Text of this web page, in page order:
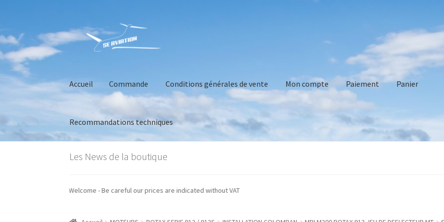
Aller
à
Aller
au
contenu
Accueil Commande Conditions générales de vente Mon compte Paiement Panier
Recommandations techniques
AccueilCommandeConditions générales de vente
Les News de la boutique
prix sont indiqués hors taxes - Welcome - Be careful our prices are indicated without VAT